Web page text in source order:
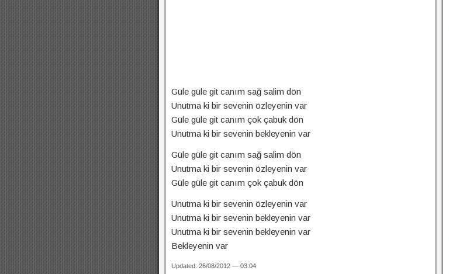
Güle güle git canım sağ salim dön
Unutma ki bir sevenin özleyenin var
Güle güle git canım çok çabuk dön
Unutma ki bir sevenin bekleyenin var
Güle güle git canım sağ salim dön
Unutma ki bir sevenin özleyenin var
Güle güle git canım çok çabuk dön
Unutma ki bir sevenin özleyenin var
Unutma ki bir sevenin bekleyenin var
Unutma ki bir sevenin bekleyenin var
Bekleyenin var
Updated: 26/08/2012 — 03:04